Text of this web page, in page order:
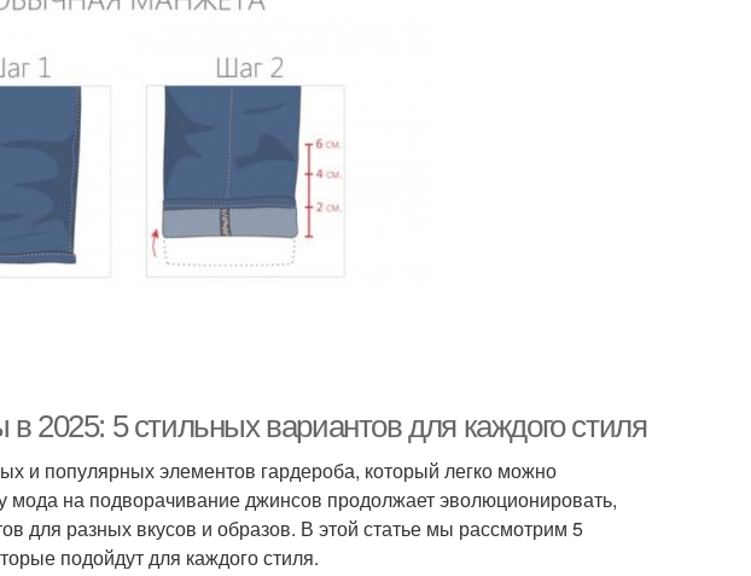
2025: 5 стильных вариантов для каждого стиля
и популярных элементов гардероба, который легко можно
мода на подворачивание джинсов продолжает эволюционировать,
для разных вкусов и образов. В этой статье мы рассмотрим 5
подойдут для каждого стиля.